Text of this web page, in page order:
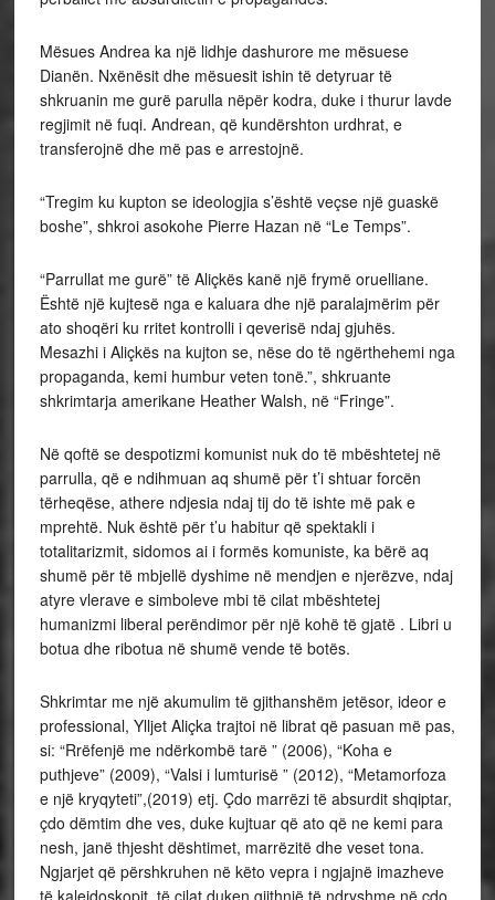
Mësues Andrea ka një lidhje dashurore me mësuese
Dianën. Nxënësit dhe mësuesit ishin të detyruar të
shkruanin me gurë parulla nëpër kodra, duke i thurur lavde
regjimit në fuqi. Andrean, që kundërshton urdhrat, e
transferojnë dhe më pas e arrestojnë.
“Tregim ku kupton se ideologjia s’është veçse një guaskë
boshe”, shkroi asokohe Pierre Hazan në “Le Temps”.
“Parrullat me gurë” të Aliçkës kanë një frymë oruelliane.
Është një kujtesë nga e kaluara dhe një paralajmërim për
ato shoqëri ku rritet kontrolli i qeverisë ndaj gjuhës.
Mesazhi i Aliçkës na kujton se, nëse do të ngërthehemi nga
propaganda, kemi humbur veten tonë.”, shkruante
shkrimtarja amerikane Heather Walsh, në “Fringe”.
Në qoftë se despotizmi komunist nuk do të mbështetej në
parrulla, që e ndihmuan aq shumë për t’i shtuar forcën
tërheqëse, athere ndjesia ndaj tij do të ishte më pak e
mprehtë. Nuk është për t’u habitur që spektakli i
totalitarizmit, sidomos ai i formës komuniste, ka bërë aq
shumë për të mbjellë dyshime në mendjen e njerëzve, ndaj
atyre vlerave e simboleve mbi të cilat mbështetej
humanizmi liberal perëndimor për një kohë të gjatë . Libri u
botua dhe ribotua në shumë vende të botës.
Shkrimtar me një akumulim të gjithanshëm jetësor, ideor e
professional, Ylljet Aliçka trajtoi në librat që pasuan më pas,
si: “Rrëfenjë me ndërkombë tarë ” (2006), “Koha e
puthjeve” (2009), “Valsi i lumturisë ” (2012), “Metamorfoza
e një kryqyteti”,(2019) etj. Çdo marrëzi të absurdit shqiptar,
çdo dëmtim dhe ves, duke kujtuar që ato që ne kemi para
nesh, janë thjesht dështimet, marrëzitë dhe veset tona.
Ngjarjet që përshkruhen në këto vepra i ngjajnë imazheve
të kaleidoskopit, të cilat duken gjithnjë të ndryshme në çdo